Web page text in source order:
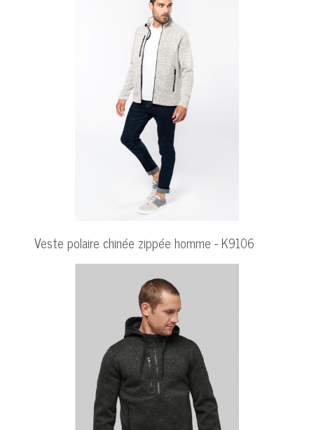
Veste polaire chinée zippée homme - K9106